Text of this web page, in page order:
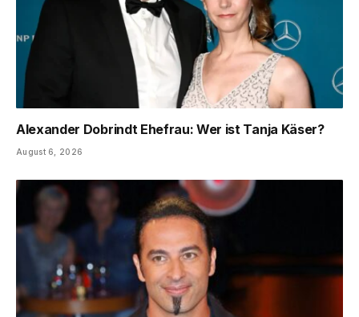
Alexander Dobrindt Ehefrau: Wer ist Tanja Käser?
August 6, 2026